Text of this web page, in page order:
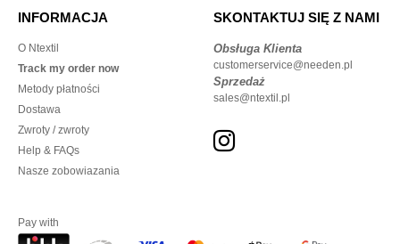
INFORMACJA
O Ntextil
Track my order now
Metody płatności
Dostawa
Zwroty / zwroty
Help & FAQs
Nasze zobowiazania
SKONTAKTUJ SIĘ Z NAMI
Obsługa Klienta
customerservice@needen.pl
Sprzedaż
sales@ntextil.pl
Pay with